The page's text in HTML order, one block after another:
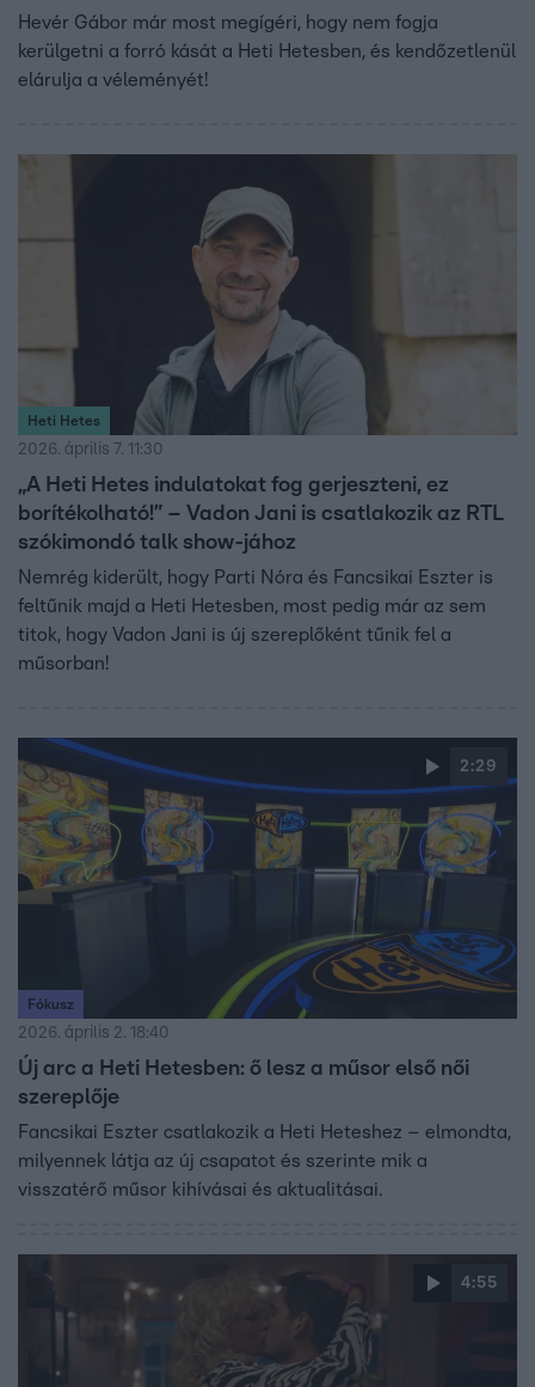
Hevér Gábor már most megígéri, hogy nem fogja
kerülgetni a forró kását a Heti Hetesben, és kendőzetlenül
elárulja a véleményét!
Heti Hetes
2026. április 7. 11:30
„A Heti Hetes indulatokat fog gerjeszteni, ez
borítékolható!” – Vadon Jani is csatlakozik az RTL
szókimondó talk show-jához
Nemrég kiderült, hogy Parti Nóra és Fancsikai Eszter is
feltűnik majd a Heti Hetesben, most pedig már az sem
titok, hogy Vadon Jani is új szereplőként tűnik fel a
műsorban!
2:29
Fókusz
2026. április 2. 18:40
Új arc a Heti Hetesben: ő lesz a műsor első női
szereplője
Fancsikai Eszter csatlakozik a Heti Heteshez – elmondta,
milyennek látja az új csapatot és szerinte mik a
visszatérő műsor kihívásai és aktualitásai.
4:55